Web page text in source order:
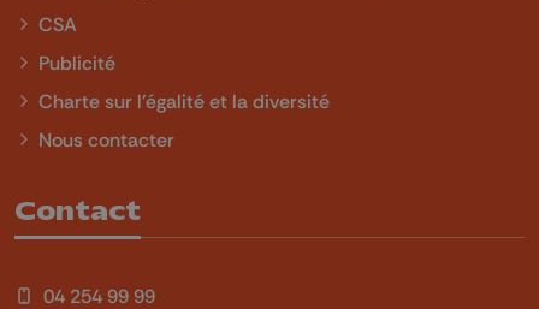
CSA
Publicité
Charte sur l'égalité et la diversité
Nous contacter
Contact
04 254 99 99